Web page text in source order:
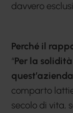
davvero
Perché il
“Per la
quest’azienda
comparto
secolo di vita,